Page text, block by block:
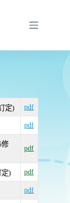
定) pdf
pdf
修
pdf
定) pdf
pdf